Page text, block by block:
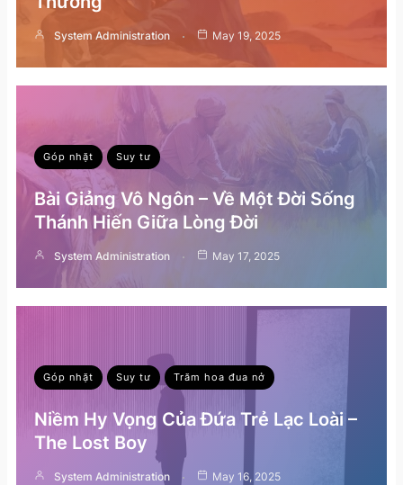
System Administration May 19, 2025
Góp nhặt Suy tư
Bài Giảng Vô Ngôn – Về Một Đời Sống
Thánh Hiến Giữa Lòng Đời
System Administration May 17, 2025
Góp nhặt Suy tư Trăm hoa đua nở
Niềm Hy Vọng Của Đứa Trẻ Lạc Loài –
The Lost Boy
System Administration May 16, 2025